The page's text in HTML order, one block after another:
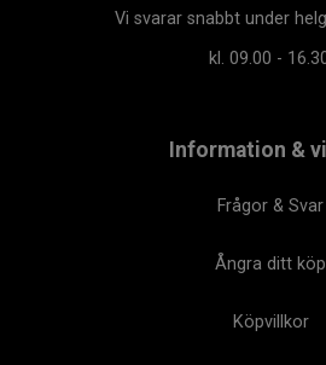
Vi svarar snabbt under
kl. 09.00 -
Information &
Frågor & Svar
Ångra ditt köp
Köpvillkor